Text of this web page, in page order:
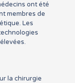
ont été
membres de
Les
la chirurgie